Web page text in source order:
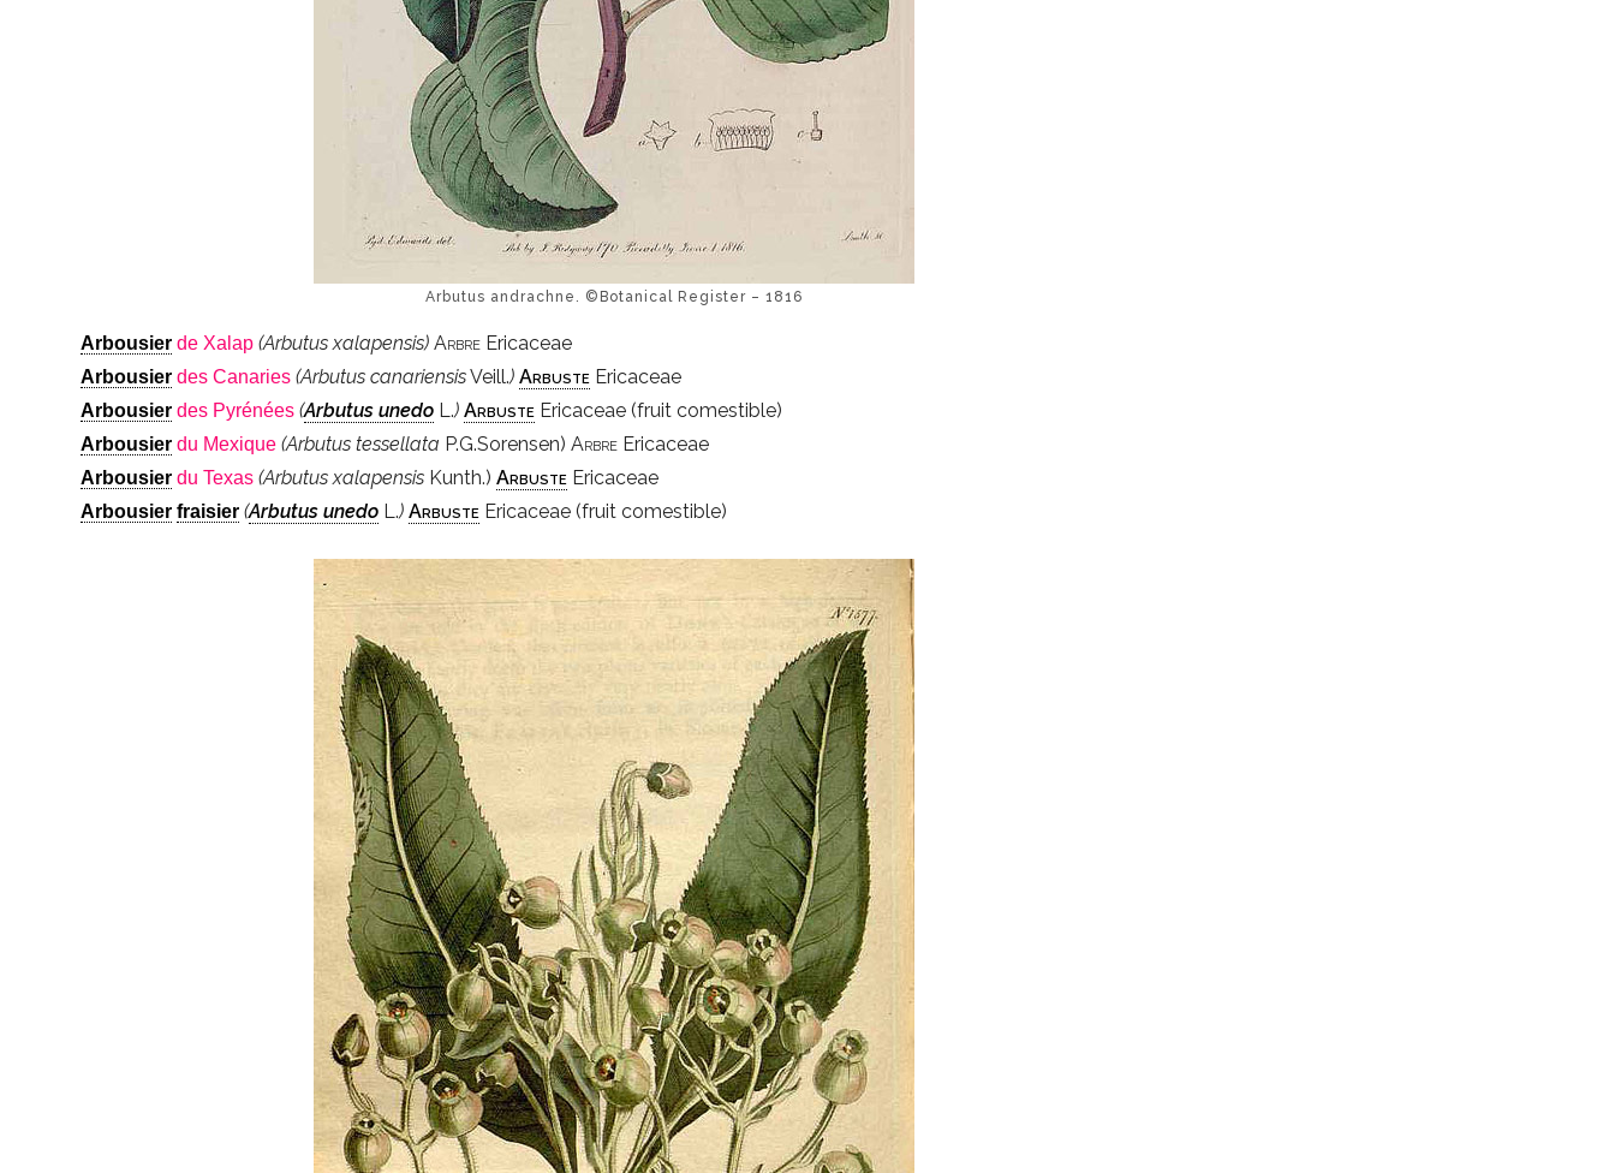
Arbutus andrachne. ©Botanical Register – 1816
Arbousier de Xalap (Arbutus xalapensis) Arbre Ericaceae
Arbousier des Canaries (Arbutus canariensisVeill.) Arbuste Ericaceae
Arbousier des Pyrénées (Arbutus unedo L.)Arbuste Ericaceae (fruit comestible)
Arbousier du Mexique (Arbutus tessellata P.G.Sorensen)Arbre Ericaceae
Arbousier du Texas (Arbutus xalapensis Kunth.)Arbuste Ericaceae
Arbousier fraisier (Arbutus unedo L.)Arbuste Ericaceae (fruit comestible)